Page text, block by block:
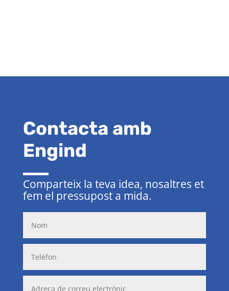
Contacta amb
Engind
Comparteix la teva idea, nosaltres et
fem el pressupost a mida.